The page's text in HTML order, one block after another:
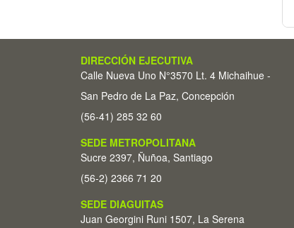
DIRECCIÓN EJECUTIVA
Calle Nueva Uno N°3570 Lt. 4 Michaihue -
San Pedro de La Paz, Concepción
(56-41) 285 32 60
SEDE METROPOLITANA
Sucre 2397, Ñuñoa, Santiago
(56-2) 2366 71 20
SEDE DIAGUITAS
Juan Georgini Runi 1507, La Serena